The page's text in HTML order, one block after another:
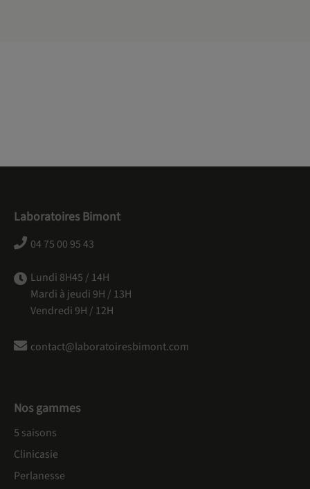
Laboratoires Bimont
04 75 00 95 43
Lundi 8H45 / 14H
Mardi à jeudi 9H / 13H
Vendredi 9H / 12H
contact@laboratoiresbimont.com
Nos gammes
5 saisons
Clinicasie
Perlanesse